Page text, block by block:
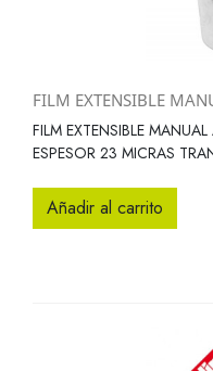
FILM EXTENSIBLE
FILM EXTENSIBLE
ESPESOR 23 MICRAS
Añadir al carrito